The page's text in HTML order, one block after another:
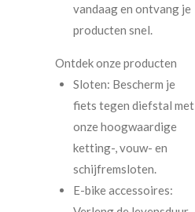
vandaag en ontvang je
producten snel.
Ontdek onze producten
Sloten: Bescherm je
fiets tegen diefstal met
onze hoogwaardige
ketting-, vouw- en
schijfremsloten.
E-bike accessoires: